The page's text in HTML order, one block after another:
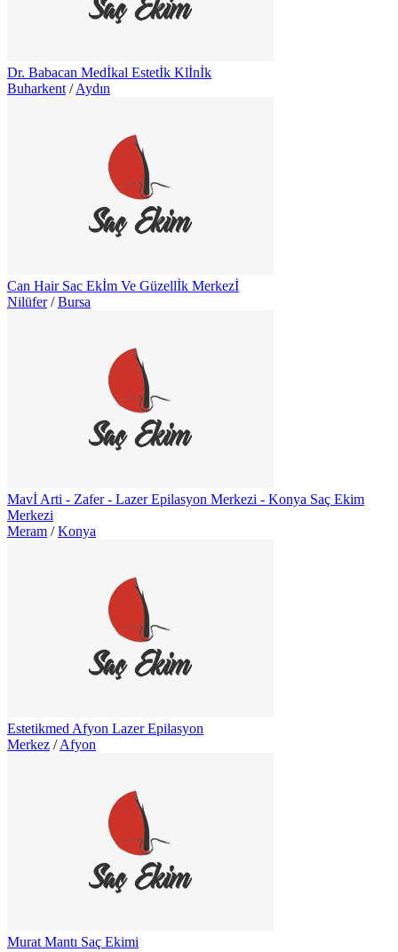
Dr. Babacan Medİkal Estetİk Klİnİk
Buharkent /Aydın
Can Hair Sac Ekİm Ve Güzellİk Merkezİ
Nilüfer/Bursa
Mavİ Arti - Zafer - Lazer Epilasyon Merkezi - Konya Saç Ekim
Merkezi
Meram /Konya
Estetikmed Afyon Lazer Epilasyon
Merkez /Afyon
Murat Mantı Saç Ekimi